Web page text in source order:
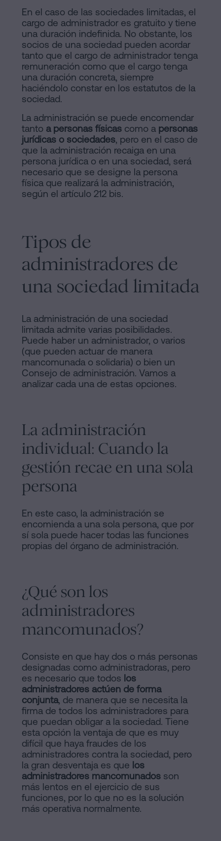
Personalizar
cookies
Síguenos
redes
sociales
En el caso de las sociedades limitadas, el
cargo de administrador es gratuito y tiene
una duración indefinida. No obstante, los
socios de una sociedad pueden acordar
tanto que el cargo de administrador tenga
remuneración como que el cargo tenga
una duración concreta, siempre
haciéndolo constar en los estatutos de la
sociedad.
La administración se puede encomendar
tanto a personas físicas como a personas
jurídicas o sociedades, pero en el caso de
que la administración recaiga en una
persona jurídica o en una sociedad, será
necesario que se designe la persona
física que realizará la administración,
según el artículo 212 bis.
Tipos de
administradores de
una sociedad limitada
La administración de una sociedad
limitada admite varias posibilidades.
Puede haber un administrador, o varios
(que pueden actuar de manera
mancomunada o solidaria) o bien un
Consejo de administración. Vamos a
analizar cada una de estas opciones.
La administración
individual: Cuando la
gestión recae en una sola
persona
En este caso, la administración se
encomienda a una sola persona, que por
sí sola puede hacer todas las funciones
propias del órgano de administración.
¿Qué son los
administradores
mancomunados?
Consiste en que hay dos o más personas
designadas como administradoras, pero
es necesario que todos los
administradores actúen de forma
conjunta, de manera que se necesita la
firma de todos los administradores para
que puedan obligar a la sociedad. Tiene
esta opción la ventaja de que es muy
difícil que haya fraudes de los
administradores contra la sociedad, pero
la gran desventaja es que los
administradores mancomunados son
más lentos en el ejercicio de sus
funciones, por lo que no es la solución
más operativa normalmente.